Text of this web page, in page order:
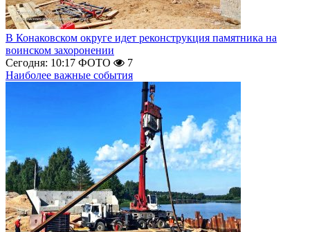
В Конаковском округе идет реконструкция памятника на
воинском захоронении
Сегодня: 10:17 ФОТО
7
Наиболее важные события